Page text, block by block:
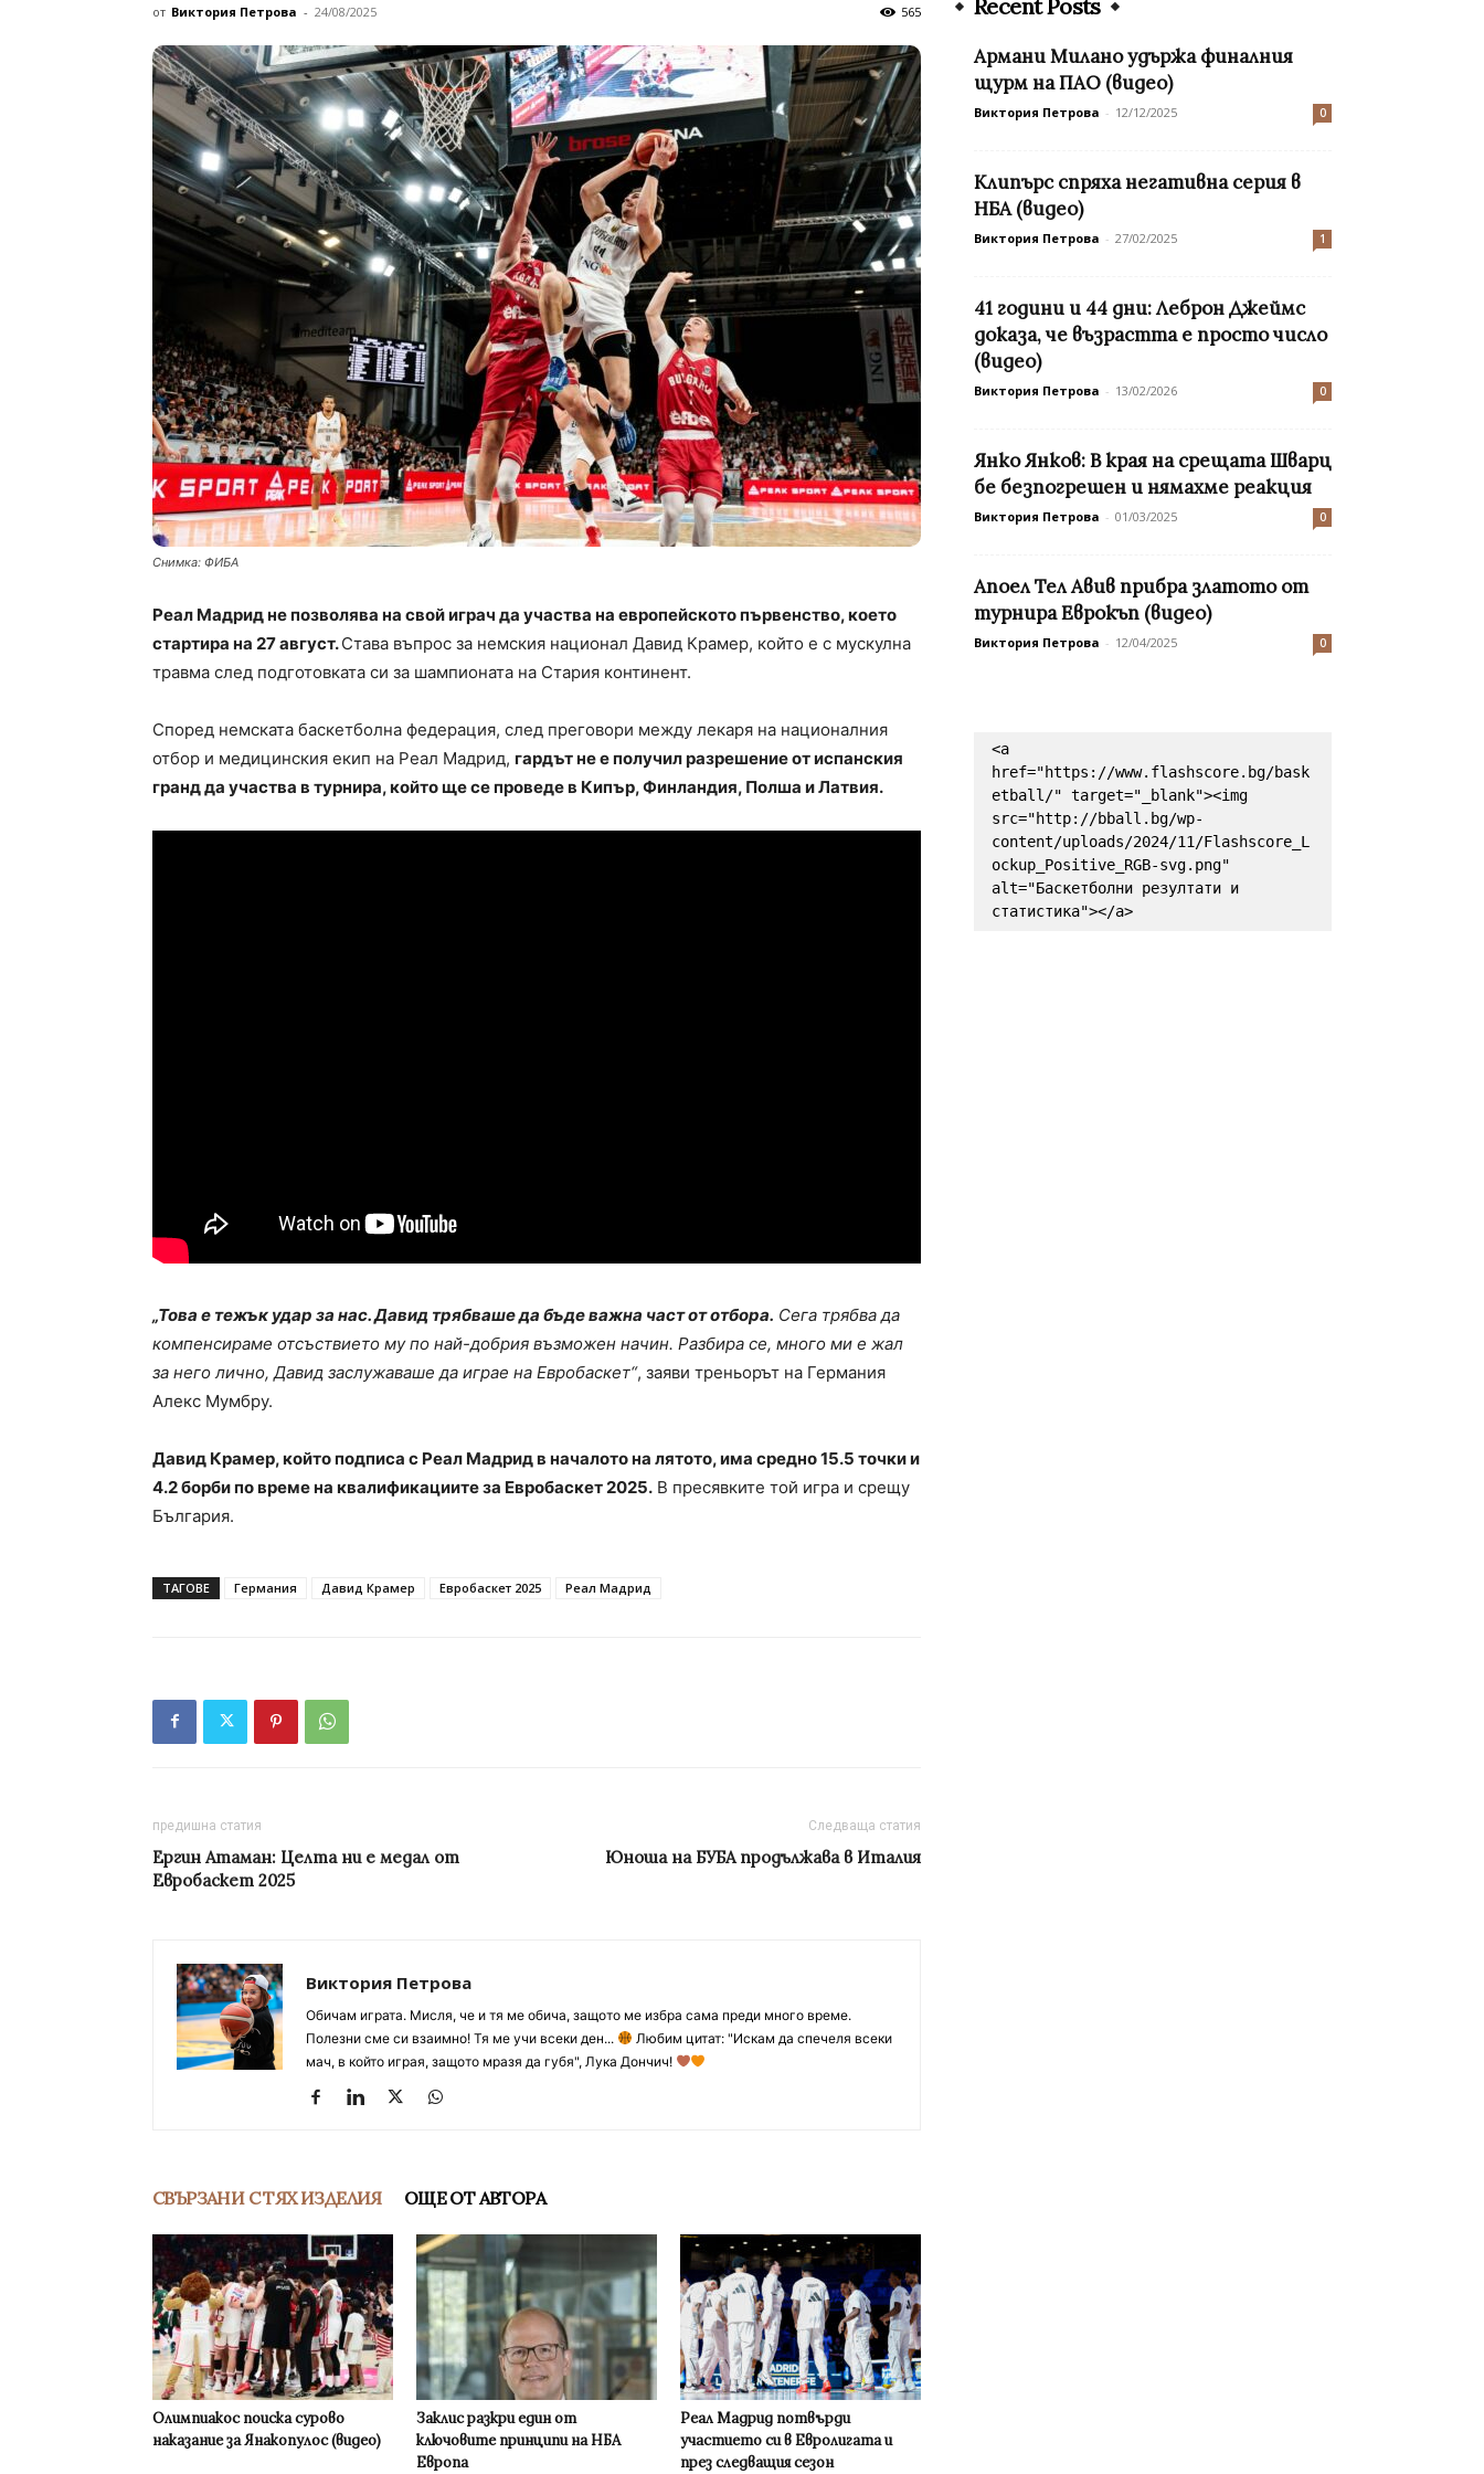
от Виктория Петрова - 24/08/2025 565
Снимка: ФИБА
Реал Мадрид не позволява на свой играч да участва на европейското първенство, което
стартира на 27 август.Става въпрос за немския национал Давид Крамер, който е с мускулна
травма след подготовката си за шампионата на Стария континент.
Според немската баскетболна федерация, след преговори между лекаря на националния
отбор и медицинския екип на Реал Мадрид, гардът не е получил разрешение от испанския
гранд да участва в турнира, който ще се проведе в Кипър, Финландия, Полша и Латвия.
„Това е тежък удар за нас. Давид трябваше да бъде важна част от отбора. Сега трябва да
компенсираме отсъствието му по най-добрия възможен начин. Разбира се, много ми е жал
за него лично, Давид заслужаваше да играе на Евробаскет“, заяви треньорът на Германия
Алекс Мумбру.
Давид Крамер, който подписа с Реал Мадрид в началото на лятото, има средно 15.5 точки и
4.2 борби по време на квалификациите за Евробаскет 2025. В пресявките той игра и срещу
България.
ТАГОВЕ Германия Давид Крамер Евробаскет 2025 Реал Мадрид
предишна статия
Ергин Атаман: Целта ни е медал от
Евробаскет 2025
Следваща статия
Юноша на БУБА продължава в Италия
Виктория Петрова
Обичам играта. Мисля, че и тя ме обича, защото ме избра сама преди много време.
Полезни сме си взаимно! Тя ме учи всеки ден...
Любим цитат: "Искам да спечеля всеки
мач, в който играя, защото мразя да губя", Лука Дончич!
СВЪРЗАНИ С ТЯХ ИЗДЕЛИЯ ОЩЕ ОТ АВТОРА
Олимпиакос поиска сурово
наказание за Янакопулос (видео)
Заклис разкри един от
ключовите принципи на НБА
Европа
Реал Мадрид потвърди
участието си в Евролигата и
през следващия сезон
Recent Posts
Армани Милано удържа финалния
щурм на ПАО (видео)
Виктория Петрова - 12/12/2025 0
Клипърс спряха негативна серия в
НБА (видео)
Виктория Петрова - 27/02/2025 1
41 години и 44 дни: Леброн Джеймс
доказа, че възрастта е просто число
(видео)
Виктория Петрова - 13/02/2026 0
Янко Янков: В края на срещата Шварц
бе безпогрешен и нямахме реакция
Виктория Петрова - 01/03/2025 0
Апоел Тел Авив прибра златото от
турнира Еврокъп (видео)
Виктория Петрова - 12/04/2025 0
<a
href="https://www.flashscore.bg/bask
etball/" target="_blank"><img
src="http://bball.bg/wp-
content/uploads/2024/11/Flashscore_L
ockup_Positive_RGB-svg.png"
alt="Баскетболни резултати и
статистика"></a>